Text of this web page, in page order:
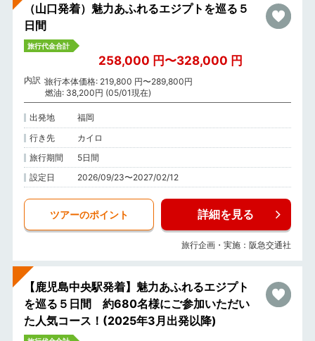
（山口発着）魅力あふれるエジプトを巡る５
日間
旅行代金合計
258,000 円〜328,000 円
内訳 旅行本体価格: 219,800 円〜289,800円
燃油: 38,200円 (05/01現在)
出発地
福岡
行き先
カイロ
旅行期間
5日間
設定日
2026/09/23〜2027/02/12
ツアーのポイント 詳細を見る
旅行企画・実施：阪急交通社
【鹿児島中央駅発着】魅力あふれるエジプト
を巡る５日間 約680名様にご参加いただい
た人気コース！(2025年3月出発以降)